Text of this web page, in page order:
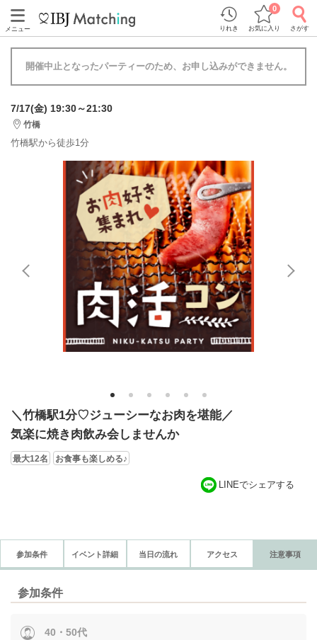
メニュー りれき お気に入り
0
さがす
開催中止となったパーティーのため、お申し込みができません。
7/17(金) 19:30～21:30
竹橋
竹橋駅から徒歩1分
1 2 3 4 5 6
＼竹橋駅1分♡ジューシーなお肉を堪能／
気楽に焼き肉飲み会しませんか
最大12名 お食事も楽しめる♪
LINEでシェアする
参加条件 イベント詳細 当日の流れ アクセス 注意事項
参加条件
40・50代